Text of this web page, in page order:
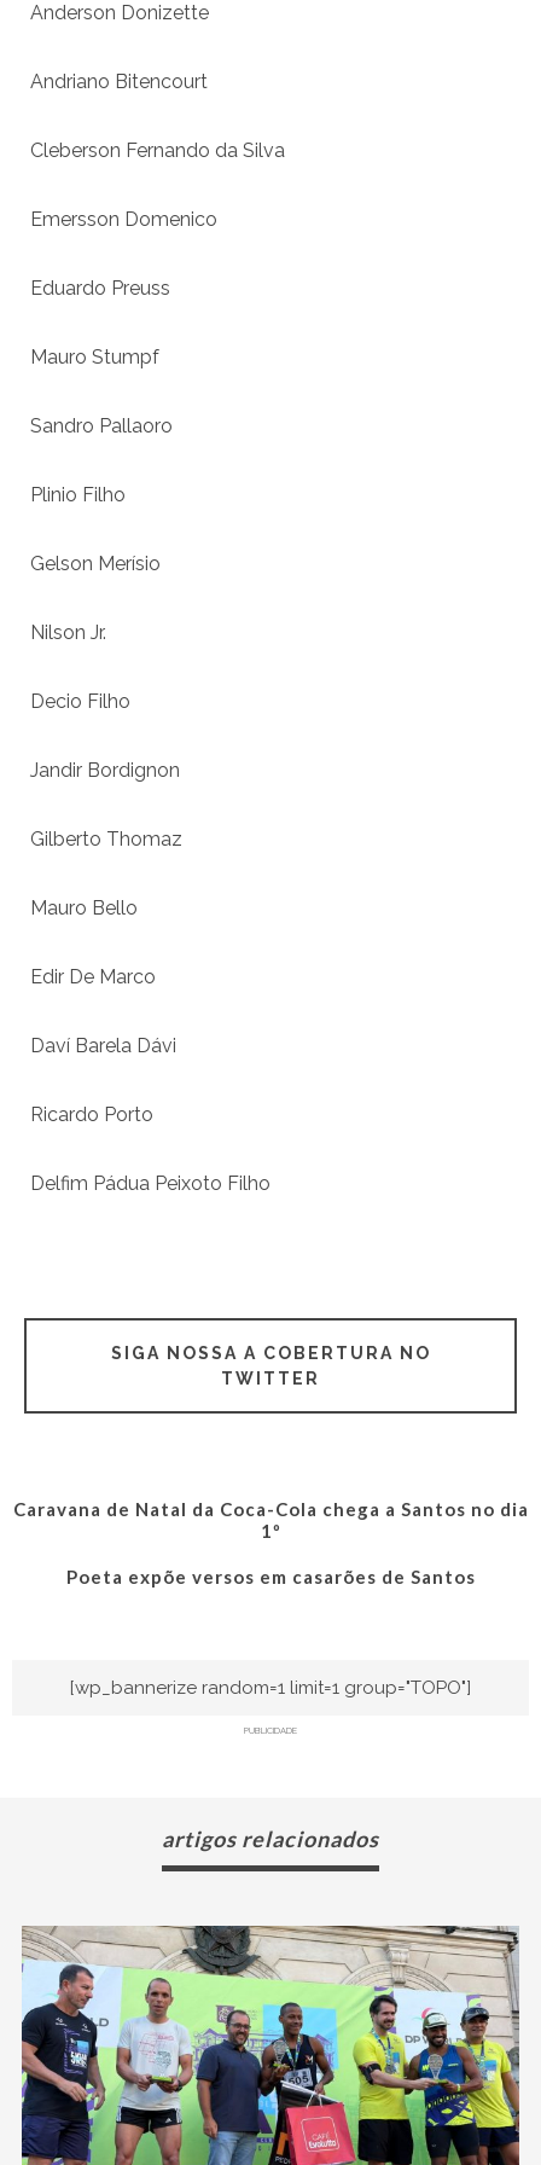
Anderson Donizette
Andriano Bitencourt
Cleberson Fernando da Silva
Emersson Domenico
Eduardo Preuss
Mauro Stumpf
Sandro Pallaoro
Plinio Filho
Gelson Merísio
Nilson Jr.
Decio Filho
Jandir Bordignon
Gilberto Thomaz
Mauro Bello
Edir De Marco
Daví Barela Dávi
Ricardo Porto
Delfim Pádua Peixoto Filho
SIGA NOSSA A COBERTURA NO
TWITTER
Caravana de Natal da Coca-Cola chega a Santos no dia
1º
Poeta expõe versos em casarões de Santos
[wp_bannerize random=1 limit=1 group="TOPO"]
PUBLICIDADE
artigos relacionados